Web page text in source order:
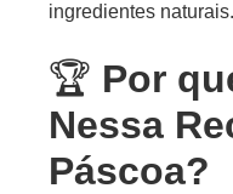
ingredientes naturais.
🏆 Por
Nessa
Páscoa?